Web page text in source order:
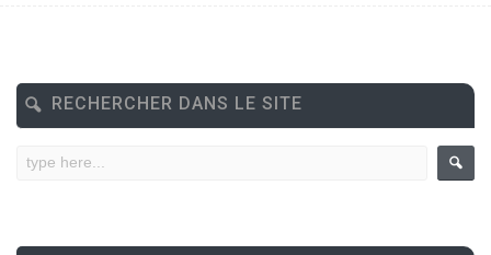
RECHERCHER DANS LE SITE